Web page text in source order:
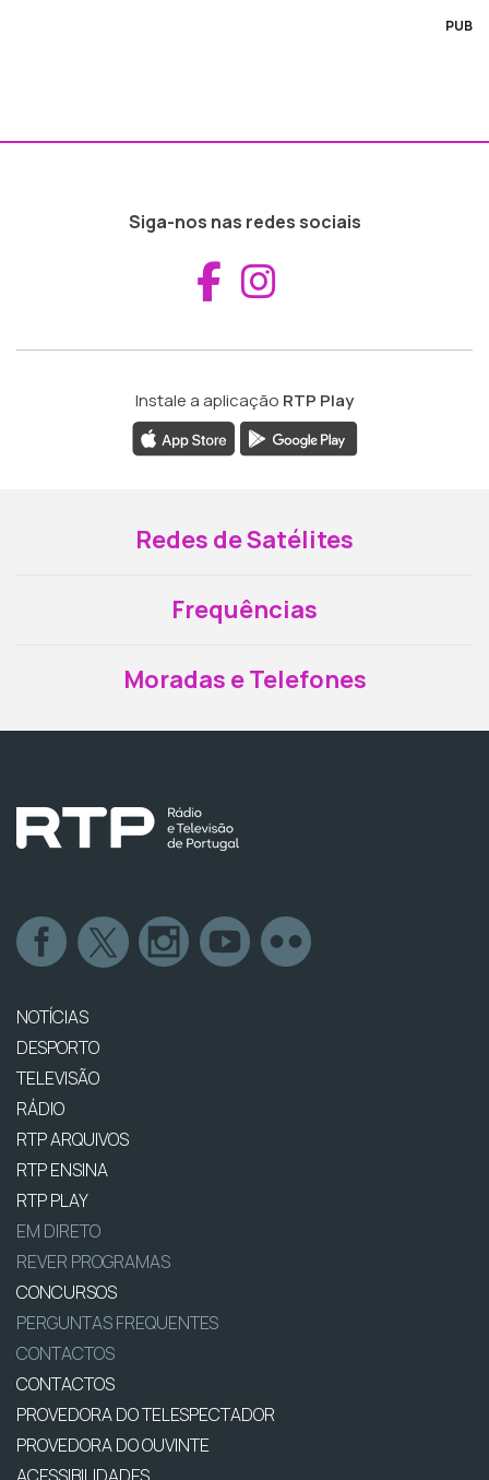
PUB
Siga-nos nas redes sociais
Aceder ao
Instale a aplicação RTP Play
Redes de Satélites
Frequências
Moradas e Telefones
NOTÍCIAS
DESPORTO
TELEVISÃO
RÁDIO
RTP ARQUIVOS
RTP ENSINA
RTP PLAY
EM DIRETO
REVER PROGRAMAS
CONCURSOS
PERGUNTAS FREQUENTES
CONTACTOS
CONTACTOS
PROVEDORA DO TELESPECTADOR
PROVEDORA DO OUVINTE